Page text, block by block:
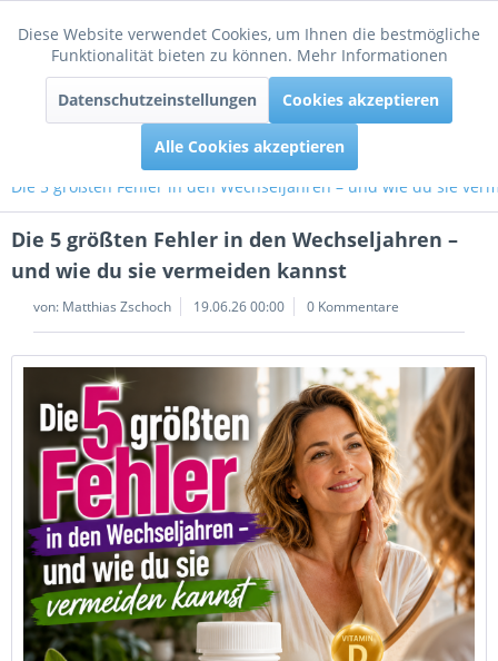
Menü
Die 5 größten Fehler in den Wechseljahren – und wie du sie
Die 5 größten Fehler in den Wechseljahren –
und wie du sie vermeiden kannst
von: Matthias Zschoch 19.06.26 00:00 0 Kommentare
Funktionale Aktiv
Tracking Inaktiv
Diese Website verwendet Cookies, um Ihnen die bestmögliche
Funktionalität bieten zu können. Mehr Informationen
Datenschutzeinstellungen Cookies akzeptieren
Alle Cookies akzeptieren